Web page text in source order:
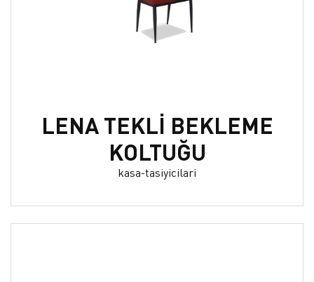
LENA TEKLİ BEKLEME
KOLTUĞU
kasa-tasiyicilari